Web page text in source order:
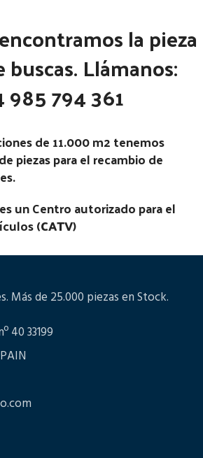
TR (4X2) | 01.01 - 12.05
50084
la pieza
buscas. Llámanos:
985 794 361
de 11.000 m2 tenemos
piezas para el recambio de
un Centro autorizado para el
(CATV)
Más de 25.000 piezas en Stock.
40 33199